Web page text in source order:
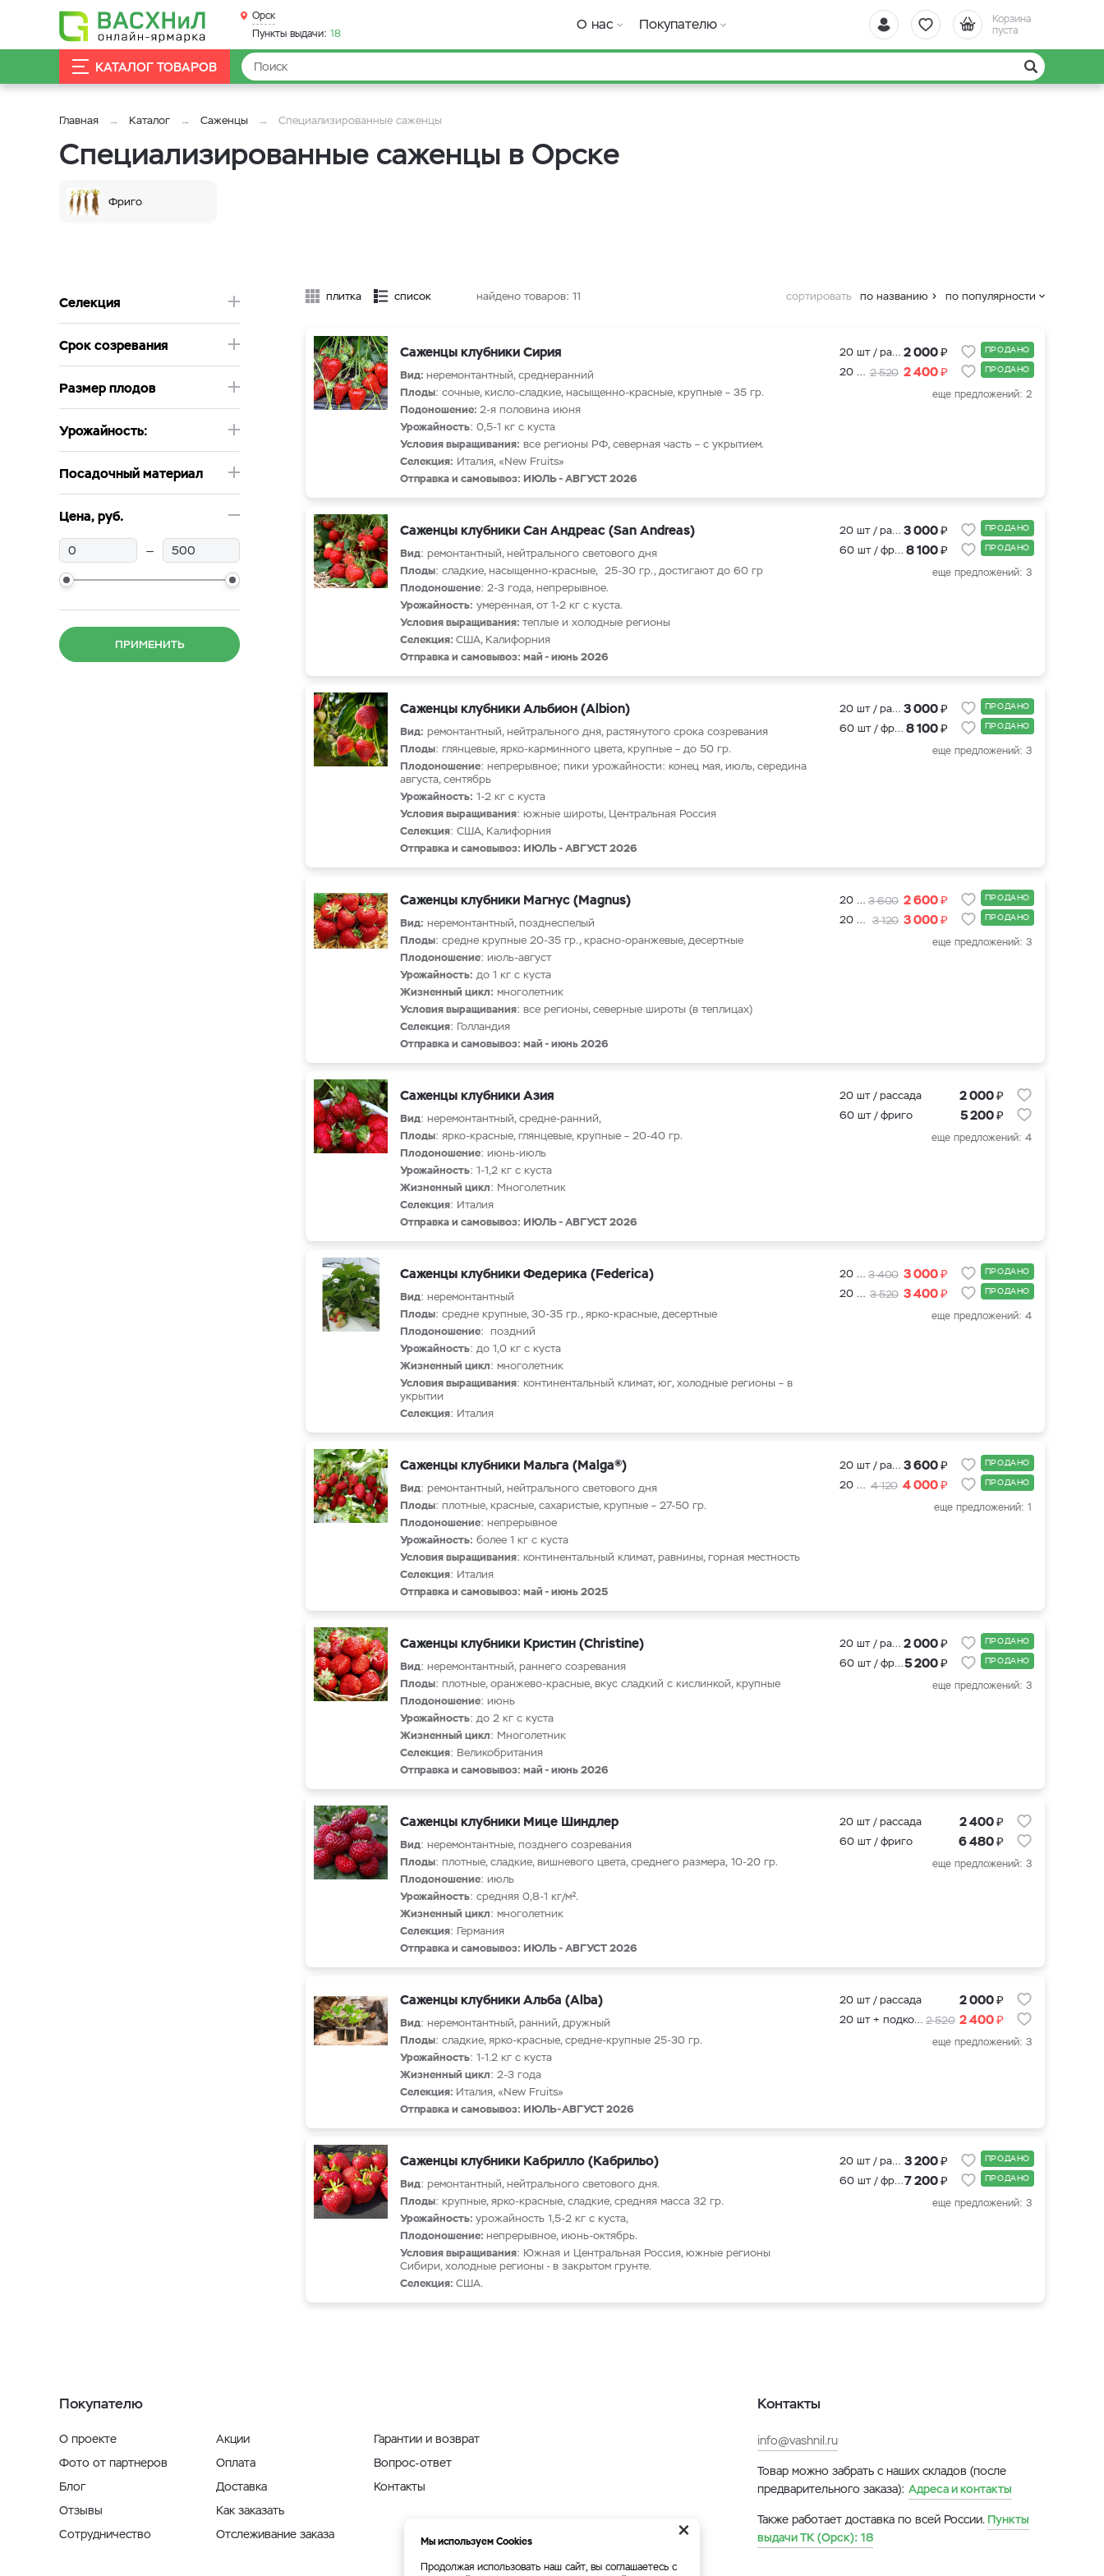
Корзина
пуста
Орск
Пункты выдачи: 18
О нас Покупателю
КАТАЛОГ ТОВАРОВ
Главная Каталог Саженцы Специализированные саженцы
Специализированные саженцы в Орске
Фриго
Селекция
Срок созревания
Размер плодов
Урожайность:
Посадочный материал
Цена, руб.
—
ПРИМЕНИТЬ
плитка список найдено товаров: 11 сортировать по названию по популярности
Саженцы клубники Сирия
Вид: неремонтантный, среднеранний
Плоды: сочные, кисло-сладкие, насыщенно-красные, крупные – 35 гр.
Подоношение: 2-я половина июня
Урожайность: 0,5-1 кг с куста
Условия выращивания: все регионы РФ, северная часть – с укрытием.
Селекция: Италия, «New Fruits»
Отправка и самовывоз: ИЮЛЬ - АВГУСТ 2026
20 шт / рассада 2 000₽ ПРОДАНО
20 шт + подкормка для клубники 500 мл. 2 520 2 400₽ ПРОДАНО
еще предложений: 2
Саженцы клубники Сан Андреас (San Andreas)
Вид: ремонтантный, нейтрального светового дня
Плоды: сладкие, насыщенно-красные, 25-30 гр., достигают до 60 гр
Плодоношение: 2-3 года, непрерывное.
Урожайность: умеренная, от 1-2 кг с куста.
Условия выращивания: теплые и холодные регионы
Селекция: США, Калифорния
Отправка и самовывоз: май - июнь 2026
20 шт / рассада 3 000₽ ПРОДАНО
60 шт / фриго 8 100₽ ПРОДАНО
еще предложений: 3
Саженцы клубники Альбион (Albion)
Вид: ремонтантный, нейтрального дня, растянутого срока созревания
Плоды: глянцевые, ярко-карминного цвета, крупные – до 50 гр.
Плодоношение: непрерывное; пики урожайности: конец мая, июль, середина
августа, сентябрь
Урожайность: 1-2 кг с куста
Условия выращивания: южные широты, Центральная Россия
Селекция: США, Калифорния
Отправка и самовывоз: ИЮЛЬ - АВГУСТ 2026
20 шт / рассада 3 000₽ ПРОДАНО
60 шт / фриго 8 100₽ ПРОДАНО
еще предложений: 3
Саженцы клубники Магнус (Magnus)
Вид: неремонтантный, позднеспелый
Плоды: средне крупные 20-35 гр., красно-оранжевые, десертные
Плодоношение: июль-август
Урожайность: до 1 кг с куста
Жизненный цикл: многолетник
Условия выращивания: все регионы, северные широты (в теплицах)
Селекция: Голландия
Отправка и самовывоз: май - июнь 2026
20 шт / рассада 3 600 2 600₽ ПРОДАНО
20 шт + подкормка для клубники 500 мл. 3 120 3 000₽ ПРОДАНО
еще предложений: 3
Саженцы клубники Азия
Вид: неремонтантный, средне-ранний,
Плоды: ярко-красные, глянцевые, крупные – 20-40 гр.
Плодоношение: июнь-июль
Урожайность: 1-1,2 кг с куста
Жизненный цикл: Многолетник
Селекция: Италия
Отправка и самовывоз: ИЮЛЬ - АВГУСТ 2026
20 шт / рассада 2 000₽
60 шт / фриго 5 200₽
еще предложений: 4
Саженцы клубники Федерика (Federica)
Вид: неремонтантный
Плоды: средне крупные, 30-35 гр., ярко-красные, десертные
Плодоношение: поздний
Урожайность: до 1,0 кг с куста
Жизненный цикл: многолетник
Условия выращивания: континентальный климат, юг, холодные регионы – в
укрытии
Селекция: Италия
20 шт / рассада 3 400 3 000₽ ПРОДАНО
20 шт + подкормка для клубники 500 мл. 3 520 3 400₽ ПРОДАНО
еще предложений: 4
Саженцы клубники Мальга (Malga®)
Вид: ремонтантный, нейтрального светового дня
Плоды: плотные, красные, сахаристые, крупные – 27-50 гр.
Плодоношение: непрерывное
Урожайность: более 1 кг с куста
Условия выращивания: континентальный климат, равнины, горная местность
Селекция: Италия
Отправка и самовывоз: май - июнь 2025
20 шт / рассада 3 600₽ ПРОДАНО
20 шт + подкормка для клубники 500 мл. 4 120 4 000₽ ПРОДАНО
еще предложений: 1
Саженцы клубники Кристин (Christine)
Вид: неремонтантный, раннего созревания
Плоды: плотные, оранжево-красные, вкус сладкий с кислинкой, крупные
Плодоношение: июнь
Урожайность: до 2 кг с куста
Жизненный цикл: Многолетник
Селекция: Великобритания
Отправка и самовывоз: май - июнь 2026
20 шт / рассада 2 000₽ ПРОДАНО
60 шт / фриго5 200₽ ПРОДАНО
еще предложений: 3
Саженцы клубники Мице Шиндлер
Вид: неремонтантные, позднего созревания
Плоды: плотные, сладкие, вишневого цвета, среднего размера, 10-20 гр.
Плодоношение: июль
Урожайность: средняя 0,8-1 кг/м².
Жизненный цикл: многолетник
Селекция: Германия
Отправка и самовывоз: ИЮЛЬ - АВГУСТ 2026
20 шт / рассада 2 400₽
60 шт / фриго 6 480₽
еще предложений: 3
Саженцы клубники Альба (Alba)
Вид: неремонтантный, ранний, дружный
Плоды: сладкие, ярко-красные, средне-крупные 25-30 гр.
Урожайность: 1-1.2 кг с куста
Жизненный цикл: 2-3 года
Селекция: Италия, «New Fruits»
Отправка и самовывоз: ИЮЛЬ-АВГУСТ 2026
20 шт / рассада 2 000₽
20 шт + подкормка для клубники 500 мл. 2 520 2 400₽
еще предложений: 3
Саженцы клубники Кабрилло (Кабрильо)
Вид: ремонтантный, нейтрального светового дня.
Плоды: крупные, ярко-красные, сладкие, средняя масса 32 гр.
Урожайность: урожайность 1,5-2 кг с куста,
Плодоношение: непрерывное, июнь-октябрь.
Условия выращивания: Южная и Центральная Россия, южные регионы
Сибири, холодные регионы - в закрытом грунте.
Селекция: США.
20 шт / рассада 3 200₽ ПРОДАНО
60 шт / фриго7 200₽ ПРОДАНО
еще предложений: 3
Покупателю
О проекте
Фото от партнеров
Блог
Отзывы
Сотрудничество
Акции
Оплата
Доставка
Как заказать
Отслеживание заказа
Гарантии и возврат
Вопрос-ответ
Контакты
Контакты
info@vashnil.ru
Товар можно забрать с наших складов (после
предварительного заказа): Адреса и контакты
Также работает доставка по всей России. Пункты
выдачи ТК (Орск): 18
×
Мы используем Cookies
Продолжая использовать наш сайт, вы соглашаетесь с